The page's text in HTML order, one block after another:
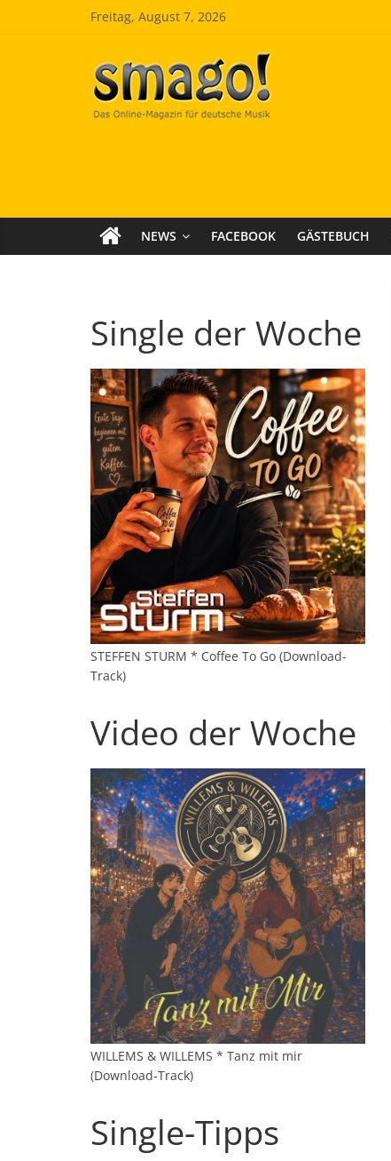
Freitag, August 7, 2026
Smago
SchlagerMAGazinOnline
NEWS FACEBOOK GÄSTEBUCH
Single der Woche
STEFFEN STURM * Coffee To Go (Download-
Track)
Video der Woche
WILLEMS & WILLEMS * Tanz mit mir
(Download-Track)
Single-Tipps